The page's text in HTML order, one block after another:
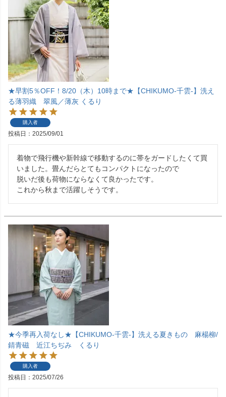
★早割5％OFF！8/20（木）10時まで★【CHIKUMO-千雲-】洗え
る薄羽織 翠風／薄灰 くるり
購入者
投稿日 2025/09/01
着物で飛行機や新幹線で移動するのに帯をガードしたくて買
いました。畳んだらとてもコンパクトになったので
脱いだ後も荷物にならなくて良かったです。
これから秋まで活躍しそうです。
★今季再入荷なし★【CHIKUMO-千雲-】洗える夏きもの 麻楊柳/
錆青磁 近江ちぢみ くるり
購入者
投稿日 2025/07/26